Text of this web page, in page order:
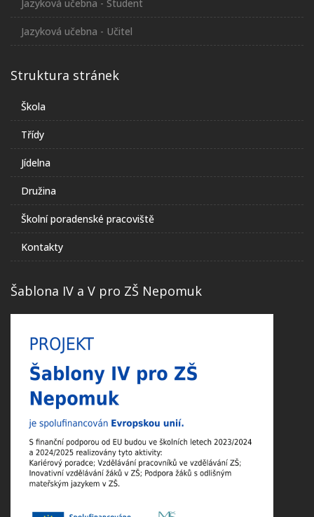
Jazyková učebna - Student
Jazyková učebna - Učitel
Struktura stránek
Škola
Třídy
Jídelna
Družina
Školní poradenské pracoviště
Kontakty
Šablona IV a V pro ZŠ Nepomuk